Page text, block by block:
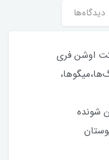
دیدگاه‌ها
اوشن فری
شونده